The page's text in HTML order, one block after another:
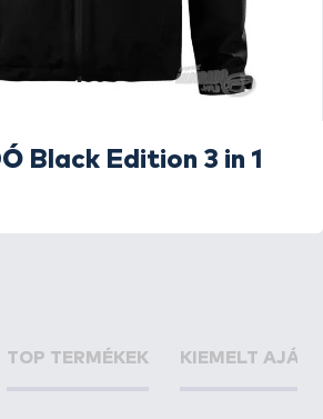
Black Edition 3 in 1
TOP TERMÉKEK KIEMELT